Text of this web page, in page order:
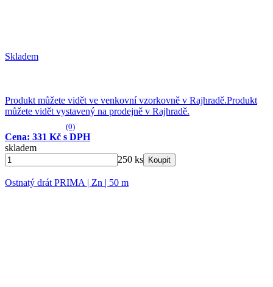
Skladem
Produkt můžete vidět ve venkovní vzorkovně v Rajhradě.Produkt
můžete vidět vystavený na prodejně v Rajhradě.
(0)
Cena: 331 Kč s DPH
skladem
250 ks
Koupit
Ostnatý drát PRIMA | Zn | 50 m